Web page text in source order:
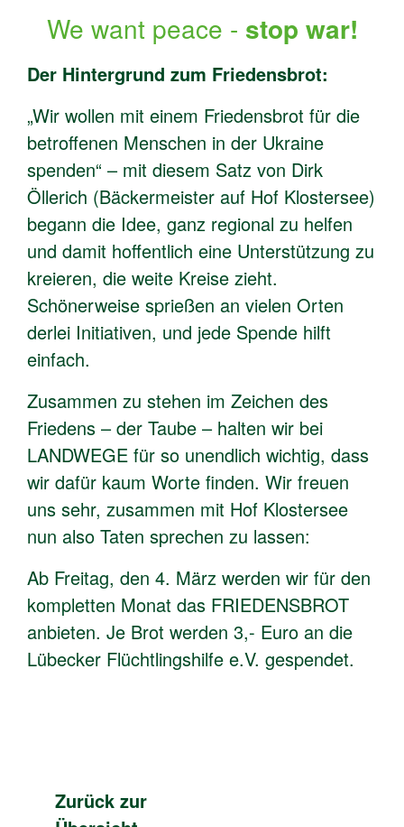
We want peace - stop war!
Der Hintergrund zum Friedensbrot:
„Wir wollen mit einem Friedensbrot für die
betroffenen Menschen in der Ukraine
spenden“ – mit diesem Satz von Dirk
Öllerich (Bäckermeister auf Hof Klostersee)
begann die Idee, ganz regional zu helfen
und damit hoffentlich eine Unterstützung zu
kreieren, die weite Kreise zieht.
Schönerweise sprießen an vielen Orten
derlei Initiativen, und jede Spende hilft
einfach.
Zusammen zu stehen im Zeichen des
Friedens – der Taube – halten wir bei
LANDWEGE für so unendlich wichtig, dass
wir dafür kaum Worte finden. Wir freuen
uns sehr, zusammen mit Hof Klostersee
nun also Taten sprechen zu lassen:
Ab Freitag, den 4. März werden wir für den
kompletten Monat das FRIEDENSBROT
anbieten. Je Brot werden 3,- Euro an die
Lübecker Flüchtlingshilfe e.V. gespendet.
Zurück zur